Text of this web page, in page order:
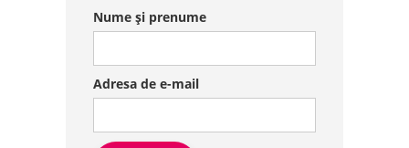
Nume și prenume
Adresa de e-mail